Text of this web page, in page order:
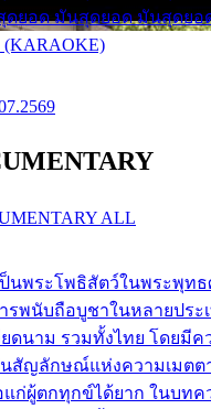
ยอด มันสุดยอด มันสุดยอ
ALL
ป็นพระโพธิสัตว์ในพระพุท
รพนับถือบูชาในหลายประ
ดนาม รวมทั้งไทย โดยมีค
นสัญลักษณ์แห่งความเมตต
ก่ผู้ตกทุกข์ได้ยาก ในบทคว